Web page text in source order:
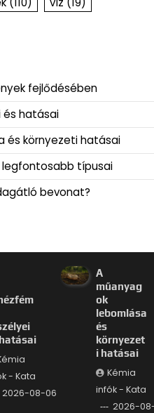
fejlődésében
és hatásai
és környezeti hatásai
legfontosabb típusai
bevonat?
- Kata
2026-08-06
A
műanyag
ok
lebomlása
és
környezet
i hatásai
Kémia
infók - Kata
2026-